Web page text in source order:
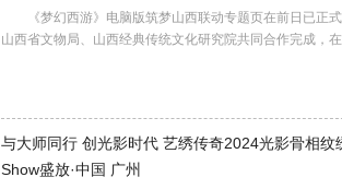
《梦幻西游》电脑版筑梦山西联动专题页在前日已正式
山西省文物局、山西经典传统文化研究院共同合作完成，
与大师同行 创光影时代 艺绣传奇2024光影骨相纹
Show盛放·中国 广州